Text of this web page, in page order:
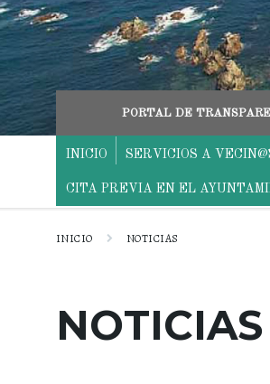
saltar
al
contenido
Saltar
a
la
navegación
principal
Saltar
al
pie
PORTAL DE
INICIO SERVICIOS A
CITA PREVIA EN EL
INICIO NOTICIAS
NOTICIAS